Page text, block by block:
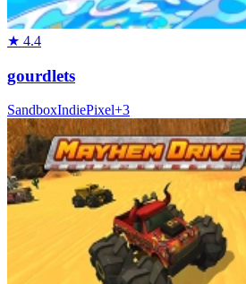
★ 4.4
gourdlets
SandboxIndiePixel+3